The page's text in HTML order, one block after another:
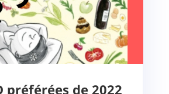
préférées de 2022